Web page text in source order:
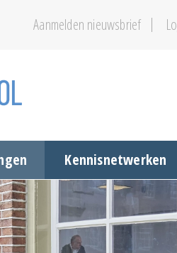
Aanmelden nieuwsbrief
Kennisnetwerken